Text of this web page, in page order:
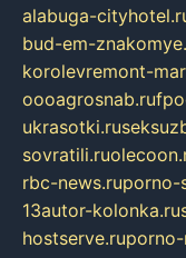
alabuga-
bud-em-
korolevremont-
oooagrosnab.ru
ukrasotki.ru
sovratili.ru
rbc-news.ruporno-
13autor-kolonka.ru
hostserve.ru